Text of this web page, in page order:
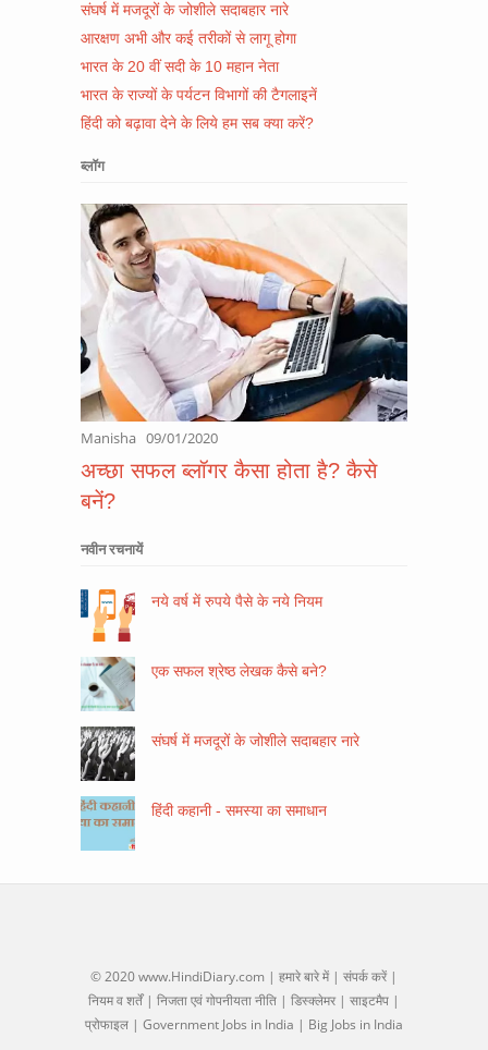
संघर्ष में मजदूरों के जोशीले सदाबहार नारे
आरक्षण अभी और कई तरीकों से लागू होगा
भारत के 20 वीं सदी के 10 महान नेता
भारत के राज्यों के पर्यटन विभागों की टैगलाइनें
हिंदी को बढ़ावा देने के लिये हम सब क्या करें?
ब्लॉग
Manisha 09/01/2020
अच्छा सफल ब्लॉगर कैसा होता है? कैसे
बनें?
नवीन रचनायें
नये वर्ष में रुपये पैसे के नये नियम
एक सफल श्रेष्ठ लेखक कैसे बने?
संघर्ष में मजदूरों के जोशीले सदाबहार नारे
हिंदी कहानी - समस्या का समाधान
© 2020www.HindiDiary.com | हमारे बारे में | संपर्क करें |
नियम व शर्तें| निजता एवं गोपनीयता नीति | डिस्क्लेमर | साइटमैप |
प्रोफाइल | Government Jobs in India | Big Jobs in India